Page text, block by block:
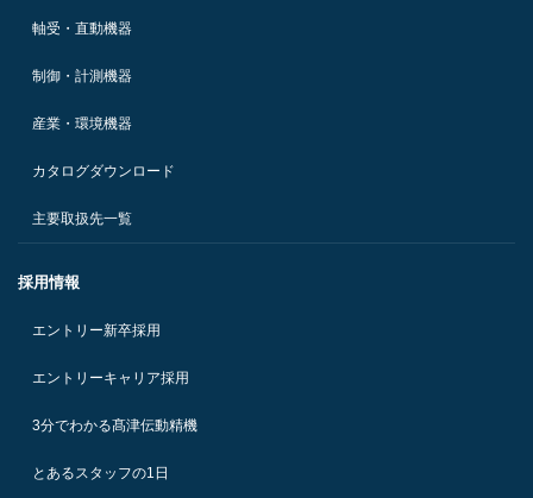
軸受・直動機器
制御・計測機器
産業・環境機器
カタログダウンロード
主要取扱先一覧
採用情報
エントリー新卒採用
エントリーキャリア採用
3分でわかる髙津伝動精機
とあるスタッフの1日